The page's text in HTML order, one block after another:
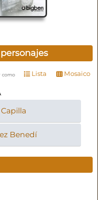
como Lista Mosaico
Benedí